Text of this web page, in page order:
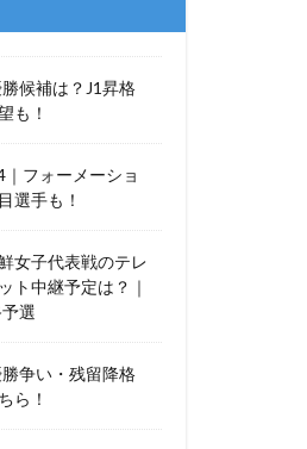
候補は？J1昇格
も！
フォーメーショ
選手も！
女子代表戦のテレ
ト中継予定は？｜
選
争い・残留降格
ら！